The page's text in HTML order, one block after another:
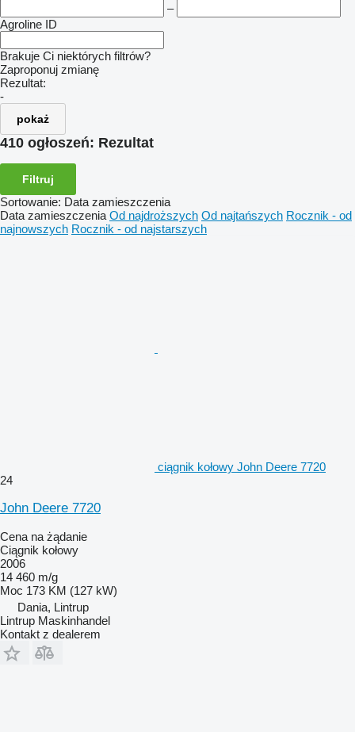
–
Agroline ID
Brakuje Ci niektórych filtrów?
Zaproponuj zmianę
Rezultat:
-
pokaż
410 ogłoszeń: Rezultat
Filtruj
Sortowanie: Data zamieszczenia
Data zamieszczenia Od najdroższych Od najtańszych Rocznik - od
najnowszych Rocznik - od najstarszych
ciągnik kołowy John Deere 7720
24
John Deere 7720
Cena na żądanie
Ciągnik kołowy
2006
14 460 m/g
Moc 173 KM (127 kW)
Dania, Lintrup
Lintrup Maskinhandel
Kontakt z dealerem